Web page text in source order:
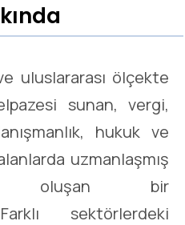
uluslararası ölçekte
sunan, vergi,
hukuk ve
uzmanlaşmış
oluşan bir
sektörlerdeki